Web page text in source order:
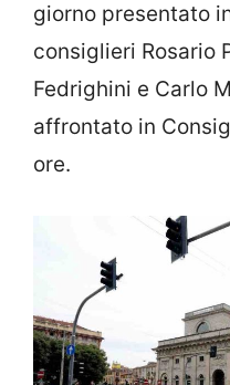
giorno presentato
consiglieri Rosario
Fedrighini e Carlo
affrontato in
ore.